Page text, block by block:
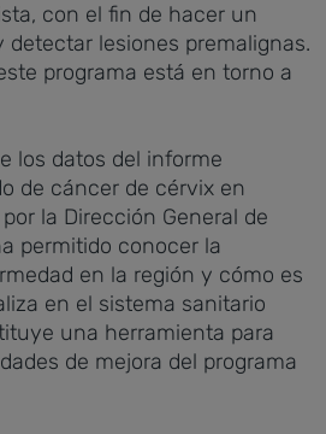
con el fin de hacer un
detectar lesiones premalignas.
programa está en torno a
los datos del informe
de cáncer de cérvix en
la Dirección General de
permitido conocer la
en la región y cómo es
en el sistema sanitario
una herramienta para
de mejora del programa